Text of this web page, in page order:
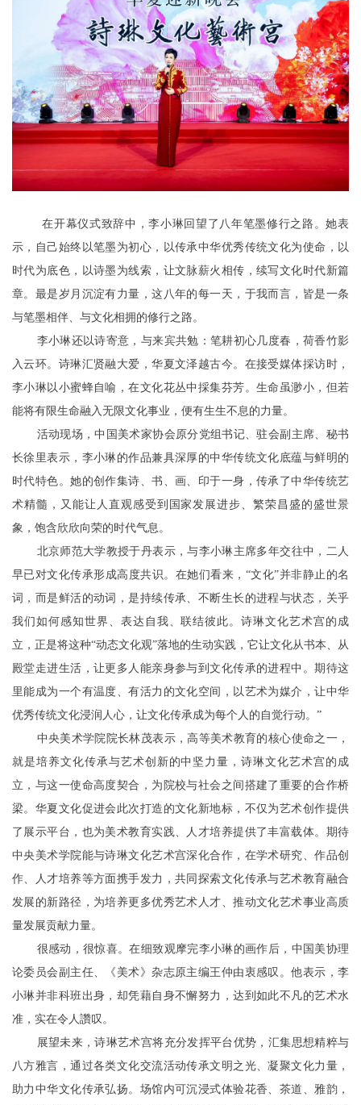
在开幕仪式致辞中，李小琳回望了八年笔墨修行之路。她表
示，自己始终以笔墨为初心，以传承中华优秀传统文化为使命，以
时代为底色，以诗墨为线索，让文脉薪火相传，续写文化时代新篇
章。最是岁月沉淀有力量，这八年的每一天，于我而言，皆是一条
与笔墨相伴、与文化相拥的修行之路。
李小琳还以诗寄意，与来宾共勉：笔耕初心几度春，荷香竹影
入云环。诗琳汇贤融大爱，华夏文泽越古今。在接受媒体採访时，
李小琳以小蜜蜂自喻，在文化花丛中採集芬芳。生命虽渺小，但若
能将有限生命融入无限文化事业，便有生生不息的力量。
活动现场，中国美术家协会原分党组书记、驻会副主席、秘书
长徐里表示，李小琳的作品兼具深厚的中华传统文化底蕴与鲜明的
时代特色。她的创作集诗、书、画、印于一身，传承了中华传统艺
术精髓，又能让人直观感受到国家发展进步、繁荣昌盛的盛世景
象，饱含欣欣向荣的时代气息。
北京师范大学教授于丹表示，与李小琳主席多年交往中，二人
早已对文化传承形成高度共识。在她们看来，“文化”并非静止的名
词，而是鲜活的动词，是持续传承、不断生长的进程与状态，关乎
我们如何感知世界、表达自我、联结彼此。诗琳文化艺术宫的成
立，正是将这种“动态文化观”落地的生动实践，它让文化从书本、从
殿堂走进生活，让更多人能亲身参与到文化传承的进程中。期待这
里能成为一个有温度、有活力的文化空间，以艺术为媒介，让中华
优秀传统文化浸润人心，让文化传承成为每个人的自觉行动。”
中央美术学院院长林茂表示，高等美术教育的核心使命之一，
就是培养文化传承与艺术创新的中坚力量，诗琳文化艺术宫的成
立，与这一使命高度契合，为院校与社会之间搭建了重要的合作桥
梁。华夏文化促进会此次打造的文化新地标，不仅为艺术创作提供
了展示平台，也为美术教育实践、人才培养提供了丰富载体。期待
中央美术学院能与诗琳文化艺术宫深化合作，在学术研究、作品创
作、人才培养等方面携手发力，共同探索文化传承与艺术教育融合
发展的新路径，为培养更多优秀艺术人才、推动文化艺术事业高质
量发展贡献力量。
很感动，很惊喜。在细致观摩完李小琳的画作后，中国美协理
论委员会副主任、《美术》杂志原主编王仲由衷感叹。他表示，李
小琳并非科班出身，却凭藉自身不懈努力，达到如此不凡的艺术水
准，实在令人讚叹。
展望未来，诗琳艺术宫将充分发挥平台优势，汇集思想精粹与
八方雅言，通过各类文化交流活动传承文明之光、凝聚文化力量，
助力中华文化传承弘扬。场馆内可沉浸式体验花香、茶道、雅韵，